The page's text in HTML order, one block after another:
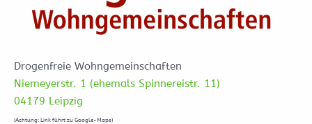
Drogenfreie Wohngemeinschaften
Niemeyerstr. 1 (ehemals Spinnereistr. 11)
04179 Leipzig
(Achtung: Link führt zu Google-Maps)